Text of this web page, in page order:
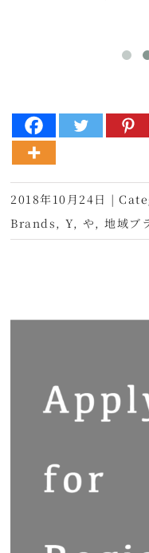
2018年10月24日 |
Brands ,Y, や ,地域ブ